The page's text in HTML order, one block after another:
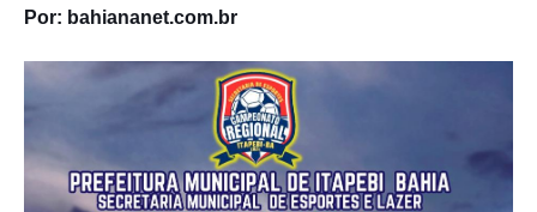
Por: bahiananet.com.br